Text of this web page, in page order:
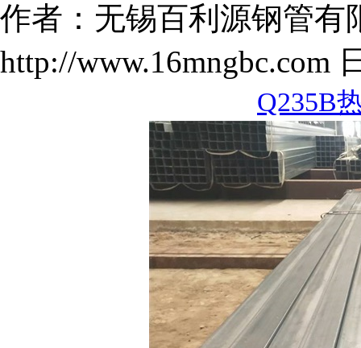
作者：无锡百利源钢管有
http://www.16mngbc.com
Q235B